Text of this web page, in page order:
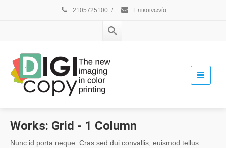
2105725100 / Επικοινωνία
Works: Grid - 1 Column
Nunc id porta neque. Cras sed dui convallis, euismod tellus